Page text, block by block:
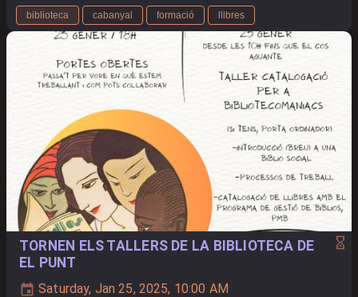
biblioteca cabanyal formació llibres
TORNEN ELS TALLERS DE LA BIBLIOTECA DE
EL PUNT
Saturday, Jan 25, 2025, 10:00 AM